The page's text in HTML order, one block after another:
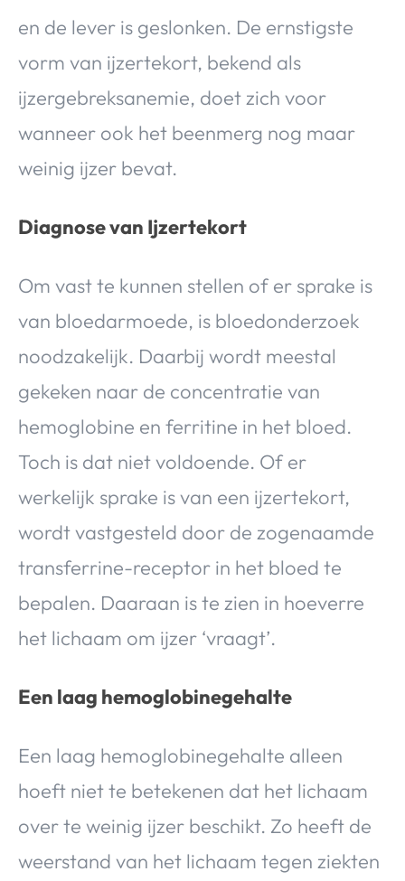
en de lever is geslonken. De ernstigste
vorm van ijzertekort, bekend als
ijzergebreksanemie, doet zich voor
wanneer ook het beenmerg nog maar
weinig ijzer bevat.
Diagnose van Ijzertekort
Om vast te kunnen stellen of er sprake is
van bloedarmoede, is bloedonderzoek
noodzakelijk. Daarbij wordt meestal
gekeken naar de concentratie van
hemoglobine en ferritine in het bloed.
Toch is dat niet voldoende. Of er
werkelijk sprake is van een ijzertekort,
wordt vastgesteld door de zogenaamde
transferrine-receptor in het bloed te
bepalen. Daaraan is te zien in hoeverre
het lichaam om ijzer ‘vraagt’.
Een laag hemoglobinegehalte
Een laag hemoglobinegehalte alleen
hoeft niet te betekenen dat het lichaam
over te weinig ijzer beschikt. Zo heeft de
weerstand van het lichaam tegen ziekten